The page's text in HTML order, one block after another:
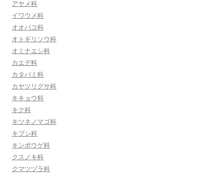
アヤメ科
イワウメ科
オオバコ科
オトギリソウ科
オミナエシ科
カエデ科
カタバミ科
カヤツリグサ科
キキョウ科
キク科
キツネノマゴ科
キブシ科
キンポウゲ科
クスノキ科
クマツヅラ科